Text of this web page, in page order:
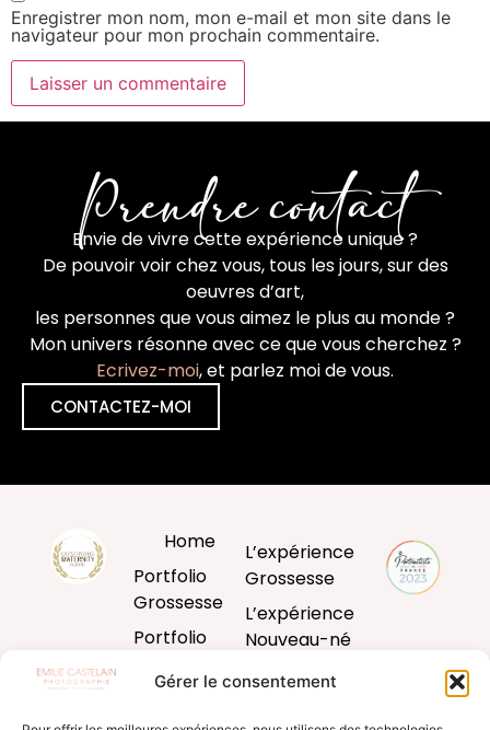
Gérer le consentement
Enregistrer mon nom, mon e-mail et mon site dans le
navigateur pour mon prochain commentaire.
Prendre contact
Envie de vivre cette expérience unique ?
De pouvoir voir chez vous, tous les jours, sur des
oeuvres d’art,
les personnes que vous aimez le plus au monde ?
Mon univers résonne avec ce que vous cherchez ?
Ecrivez-moi, et parlez moi de vous.
CONTACTEZ-MOI
Home
Portfolio
Grossesse
Portfolio
L’expérience
Grossesse
L’expérience
Nouveau-né
L’expérience